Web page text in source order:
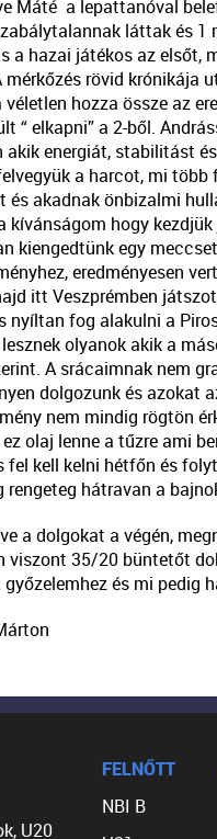
Máté a lepattanóval
láttak és 1
a hazai játékos az elsőt,
mérkőzés rövid
véletlen hozza össze az
“ elkapni” a 2-ből.
energiát, stabilitást
a harcot, mi
és akadnak önbizalmi
kívánságom hogy
kiengedtünk egy
eredményesen
itt Veszprémben
nyíltan fog alakulni a
olyanok akik a
A srácaimnak nem
dolgozunk és azokat
nem mindig rögtön
olaj lenne a tűzre ami
fel kell kelni hétfőn és
rengeteg hátravan a
a dolgokat a végén,
viszont 35/20 büntetőt
és mi pedig
U20
FELNŐTT
NBI B